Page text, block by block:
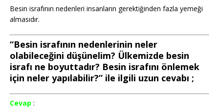
Besin israfının nedenleri insanların gerektiğinden fazla yemeği
almasıdır.
“Besin israfının nedenlerinin neler
olabileceğini düşünelim? Ülkemizde besin
israfı ne boyuttadır? Besin israfını önlemek
için neler yapılabilir?” ile ilgili uzun cevabı ;
Cevap :